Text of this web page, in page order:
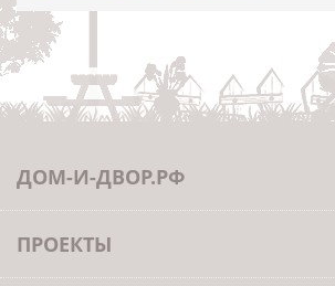
ДОМ-И-ДВОР.РФ
ПРОЕКТЫ